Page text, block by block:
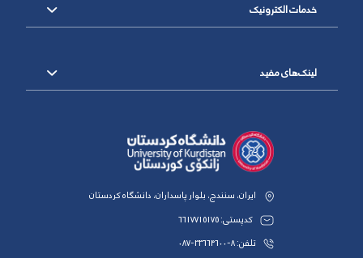
خدمات الکترونیک
لینک‌های مفید
ایران، سنندج، بلوار پاسداران، دانشگاه کردستان
کدپستی: 6617715175
تلفن: 8-33664600-087